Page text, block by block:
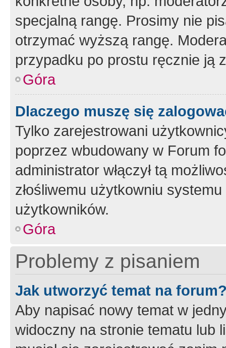
specjalną rangę. Prosimy nie
otrzymać wyższą rangę.
przypadku po prostu ręcznie ją
Góra
Dlaczego muszę się
Tylko zarejestrowani
poprzez wbudowany w Forum
administrator włączył tą
złośliwemu użytkowniu
użytkowników.
Góra
Problemy z pisaniem
Jak utworzyć temat na
Aby napisać nowy temat w
widoczny na stronie tematu lub